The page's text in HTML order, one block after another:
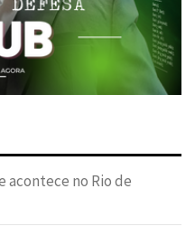
acontece no Rio de